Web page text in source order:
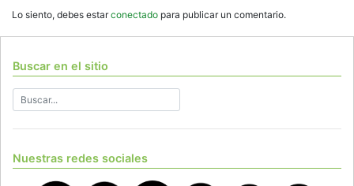
Lo siento, debes estarconectado para publicar un comentario.
Buscar en el sitio
Nuestras redes sociales